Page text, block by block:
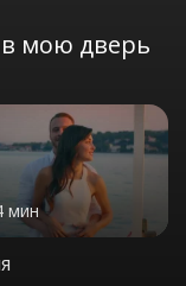
в мою дверь
мин